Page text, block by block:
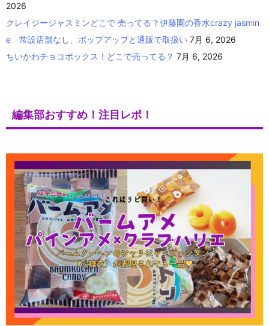
2026
クレイジージャスミンどこで 売ってる？伊藤園の香水crazy jasmin
e 常設店舗なし、ポップアップと通販で取扱い 7月 6, 2026
ちいかわチョコボックス！どこで売ってる？ 7月 6, 2026
編集部おすすめ！注目レポ！